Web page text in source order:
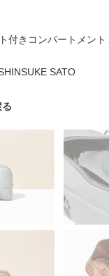
付きコンパートメン
SATO